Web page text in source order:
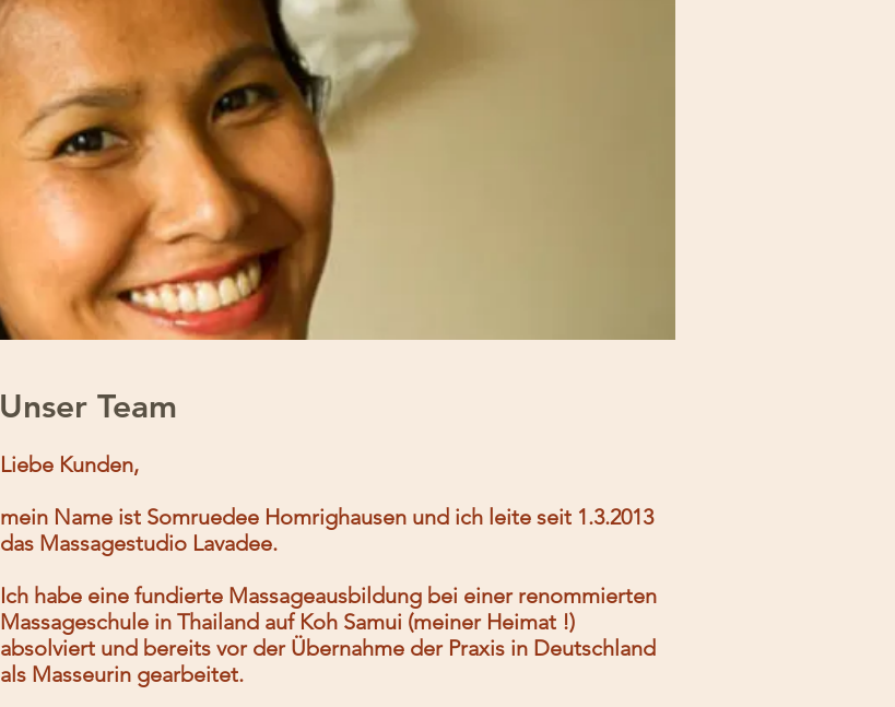
Unser Team
Liebe Kunden,
mein Name ist Somruedee Homrighausen und ich leite seit 1.3.2013
das Massagestudio Lavadee.
Ich habe eine fundierte Massageausbildung bei einer renommierten
Massageschule in Thailand auf Koh Samui (meiner Heimat !)
absolviert und bereits vor der Übernahme der Praxis in Deutschland
als Masseurin gearbeitet.